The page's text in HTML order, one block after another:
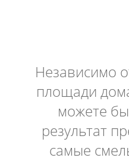
Независимо
площади
можете
результат
самые